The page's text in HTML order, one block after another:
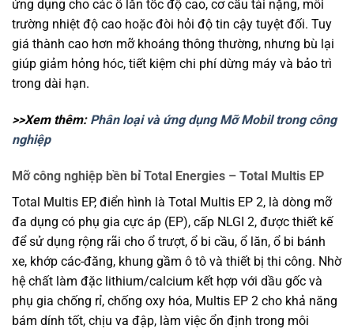
ứng dụng cho các ổ lăn tốc độ cao, cơ cấu tải nặng, môi
trường nhiệt độ cao hoặc đòi hỏi độ tin cậy tuyệt đối. Tuy
giá thành cao hơn mỡ khoáng thông thường, nhưng bù lại
giúp giảm hỏng hóc, tiết kiệm chi phí dừng máy và bảo trì
trong dài hạn.
>>Xem thêm: Phân loại và ứng dụng Mỡ Mobil trong công
nghiệp
Mỡ công nghiệp bền bỉ Total Energies – Total Multis EP
Total Multis EP, điển hình là Total Multis EP 2, là dòng mỡ
đa dụng có phụ gia cực áp (EP), cấp NLGI 2, được thiết kế
để sử dụng rộng rãi cho ổ trượt, ổ bi cầu, ổ lăn, ổ bi bánh
xe, khớp các-đăng, khung gầm ô tô và thiết bị thi công. Nhờ
hệ chất làm đặc lithium/calcium kết hợp với dầu gốc và
phụ gia chống rỉ, chống oxy hóa, Multis EP 2 cho khả năng
bám dính tốt, chịu va đập, làm việc ổn định trong môi